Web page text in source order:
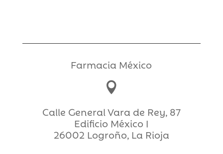
Farmacia México

Calle General Vara de Rey, 87
Edificio México I
26002 Logroño, La Rioja